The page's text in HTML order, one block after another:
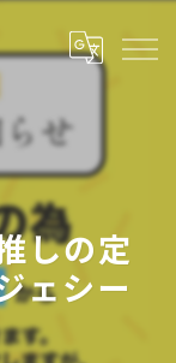
しの定
ェシー